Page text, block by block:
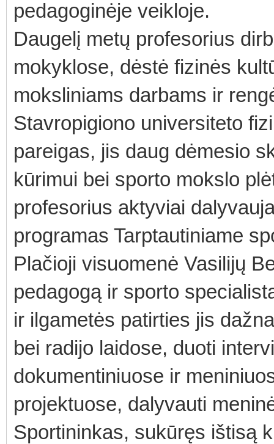
pedagoginėje veikloje.
Daugelį metų profesorius
mokyklose, dėstė fizinės
moksliniams darbams ir
Stavropigiono universiteto
pareigas, jis daug dėmesio
kūrimui bei sporto mokslo
profesorius aktyviai
programas Tarptautiniame
Plačioji visuomenė Vasilijų
pedagogą ir sporto
ir ilgametės patirties jis
bei radijo laidose, duoti
dokumentiniuose ir
projektuose, dalyvauti
Sportininkas, sukūręs ištisą